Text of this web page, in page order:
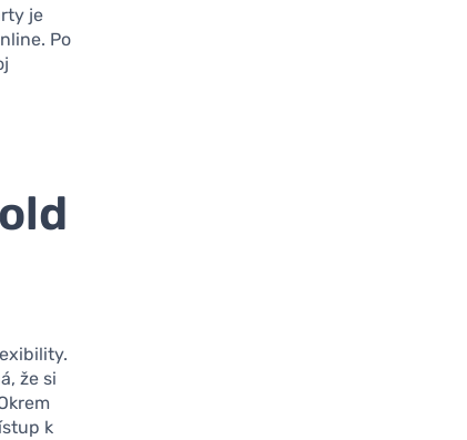
je
Po
že si
k